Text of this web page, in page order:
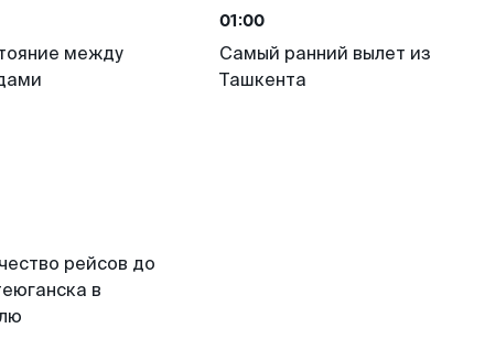
между
01:00
Самый ранний вылет из
Ташкента
рейсов до
в